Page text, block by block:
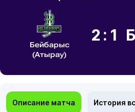
Бейбарыс
(Атырау)
2:1 Б
Описание матча История